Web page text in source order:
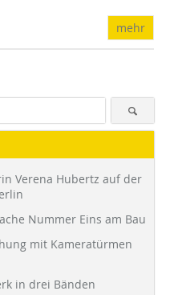
mehr
Verena Hubertz auf der
Nummer Eins am Bau
mit Kameratürmen
in drei Bänden